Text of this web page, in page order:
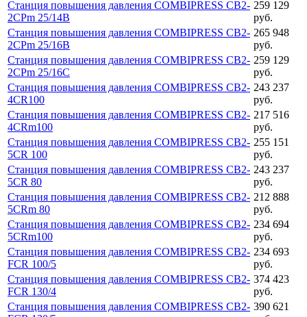
Станция повышения давления COMBIPRESS CB2-
2CPm 25/14B
259 129
руб.
Станция повышения давления COMBIPRESS CB2-
2CPm 25/16B
265 948
руб.
Станция повышения давления COMBIPRESS CB2-
2CPm 25/16C
259 129
руб.
Станция повышения давления COMBIPRESS CB2-
4CR100
243 237
руб.
Станция повышения давления COMBIPRESS CB2-
4CRm100
217 516
руб.
Станция повышения давления COMBIPRESS CB2-
5CR 100
255 151
руб.
Станция повышения давления COMBIPRESS CB2-
5CR 80
243 237
руб.
Станция повышения давления COMBIPRESS CB2-
5CRm 80
212 888
руб.
Станция повышения давления COMBIPRESS CB2-
5CRm100
234 694
руб.
Станция повышения давления COMBIPRESS CB2-
FCR 100/5
234 693
руб.
Станция повышения давления COMBIPRESS CB2-
FCR 130/4
374 423
руб.
Станция повышения давления COMBIPRESS CB2- 390 621